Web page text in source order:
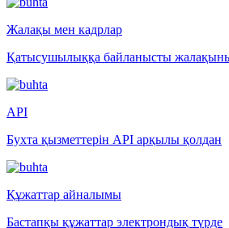
Жалақы мен кадрлар
Қатысушылыққа байланысты
API
Бухта қызметтерін API арқылы қолдан
Құжаттар айналымы
Бастапқы құжаттар электрондық түрде